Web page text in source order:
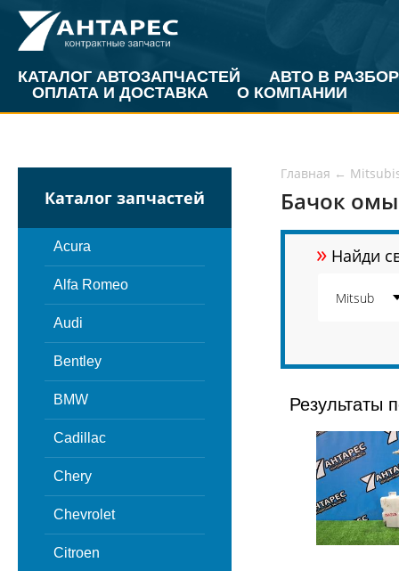
КАТАЛОГ АВТОЗАПЧАСТЕЙ
АВТО В РАЗБОР
ОПЛАТА И ДОСТАВКА
О КОМПАНИИ
Каталог запчастей
Acura
Alfa Romeo
Audi
Bentley
BMW
Cadillac
Chery
Chevrolet
Citroen
Главная ←
Бачок
» Найди
Результаты